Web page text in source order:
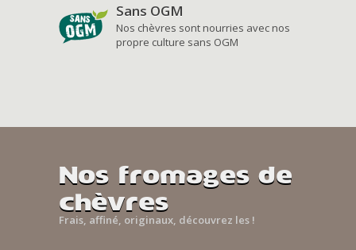
Sans OGM
Nos chèvres sont nourries avec nos
propre culture sans OGM
Nos fromages de
chèvres
Frais, affiné, originaux, découvrez les !